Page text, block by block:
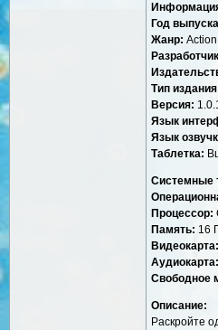
Год
Жанр:
Тип
Версия:
Язык
Язык
Таблетка:
Системные
Процессор:
Память: 16
Видеокарта:
Аудиокарта:
Свободное
Описание:
Раскройте